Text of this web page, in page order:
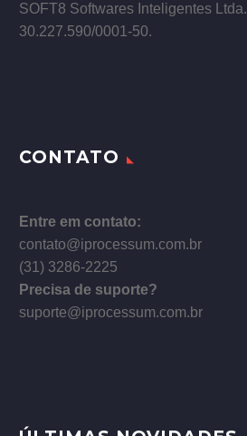
SOFT8 Softwares Inteligentes Ltda.
30.227.590/0001­-50.
CONTATO
Entre em contato:
contato@iprocessum.com.br
(31) 3286-2225
Precisa de suporte?
suporte@iprocessum.com.br